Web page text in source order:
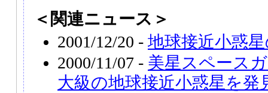
＜関連ニュース＞
2001/12/20 - 地球接近小惑
2000/11/07 - 美星スペース
大級の地球接近小惑星を発